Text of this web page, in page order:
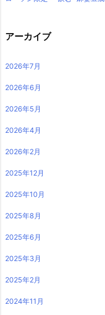
アーカイブ
2026年7月
2026年6月
2026年5月
2026年4月
2026年2月
2025年12月
2025年10月
2025年8月
2025年6月
2025年3月
2025年2月
2024年11月